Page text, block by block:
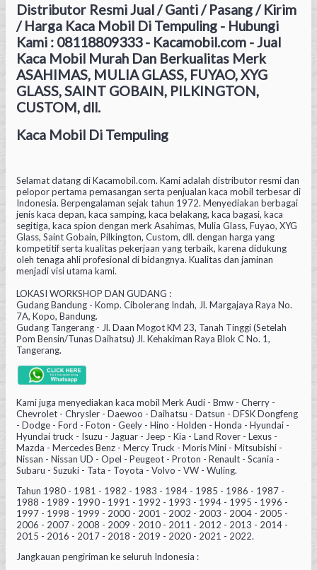
Distributor Resmi Jual / Ganti / Pasang / Kirim
/ Harga Kaca Mobil Di Tempuling - Hubungi
Kami : 08118809333 - Kacamobil.com - Jual
Kaca Mobil Murah Dan Berkualitas Merk
ASAHIMAS, MULIA GLASS, FUYAO, XYG
GLASS, SAINT GOBAIN, PILKINGTON,
CUSTOM, dll.
Kaca Mobil Di Tempuling
Selamat datang di Kacamobil.com. Kami adalah distributor resmi dan
pelopor pertama pemasangan serta penjualan kaca mobil terbesar di
Indonesia. Berpengalaman sejak tahun 1972. Menyediakan berbagai
jenis kaca depan, kaca samping, kaca belakang, kaca bagasi, kaca
segitiga, kaca spion dengan merk Asahimas, Mulia Glass, Fuyao, XYG
Glass, Saint Gobain, Pilkington, Custom, dll. dengan harga yang
kompetitif serta kualitas pekerjaan yang terbaik, karena didukung
oleh tenaga ahli profesional di bidangnya. Kualitas dan jaminan
menjadi visi utama kami.
LOKASI WORKSHOP DAN GUDANG :
Gudang Bandung - Komp. Cibolerang Indah, Jl. Margajaya Raya No.
7A, Kopo, Bandung.
Gudang Tangerang - Jl. Daan Mogot KM 23, Tanah Tinggi (Setelah
Pom Bensin/Tunas Daihatsu) Jl. Kehakiman Raya Blok C No. 1,
Tangerang.
Kami juga menyediakan kaca mobil Merk Audi - Bmw - Cherry -
Chevrolet - Chrysler - Daewoo - Daihatsu - Datsun - DFSK Dongfeng
- Dodge - Ford - Foton - Geely - Hino - Holden - Honda - Hyundai -
Hyundai truck - Isuzu - Jaguar - Jeep - Kia - Land Rover - Lexus -
Mazda - Mercedes Benz - Mercy Truck - Moris Mini - Mitsubishi -
Nissan - Nissan UD - Opel - Peugeot - Proton - Renault - Scania -
Subaru - Suzuki - Tata - Toyota - Volvo - VW - Wuling.
Tahun 1980 - 1981 - 1982 - 1983 - 1984 - 1985 - 1986 - 1987 -
1988 - 1989 - 1990 - 1991 - 1992 - 1993 - 1994 - 1995 - 1996 -
1997 - 1998 - 1999 - 2000 - 2001 - 2002 - 2003 - 2004 - 2005 -
2006 - 2007 - 2008 - 2009 - 2010 - 2011 - 2012 - 2013 - 2014 -
2015 - 2016 - 2017 - 2018 - 2019 - 2020 - 2021 - 2022.
Jangkauan pengiriman ke seluruh Indonesia :